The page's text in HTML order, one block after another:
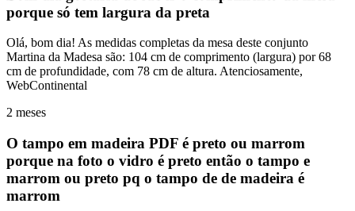
porque só tem largura da preta
Olá, bom dia! As medidas completas da mesa deste conjunto
Martina da Madesa são: 104 cm de comprimento (largura) por 68
cm de profundidade, com 78 cm de altura. Atenciosamente,
WebContinental
2 meses
O tampo em madeira PDF é preto ou marrom
porque na foto o vidro é preto então o tampo e
marrom ou preto pq o tampo de de madeira é
marrom